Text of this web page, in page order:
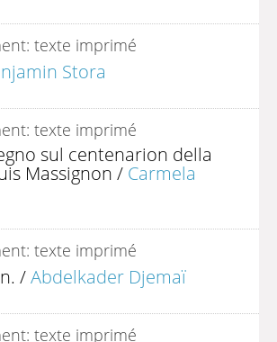
Stora
sul centenarion della
Massignon / Carmela
/Abdelkader Djemaï